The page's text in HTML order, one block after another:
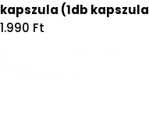
kapszula (1db
Regular
1.990 Ft